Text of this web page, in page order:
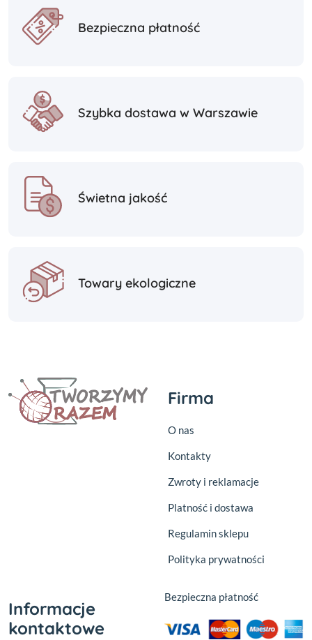
Bezpieczna płatność
Szybka dostawa w Warszawie
Świetna jakość
Towary ekologiczne
Firma
O nas
Kontakty
Zwroty i reklamacje
Platność i dostawa
Regulamin sklepu
Polityka prywatności
Informacje
kontaktowe
Bezpieczna płatność